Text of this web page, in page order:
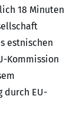
18 Minuten
estnischen
Kommission
durch EU-